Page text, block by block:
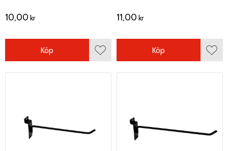
10,00 kr
Lägg till i favoriter
Köp
11,00 kr
Köp